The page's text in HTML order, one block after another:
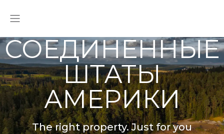
СОЕДИНЕННЫЕ
ШТАТЫ
АМЕРИКИ
The right property. Just for you